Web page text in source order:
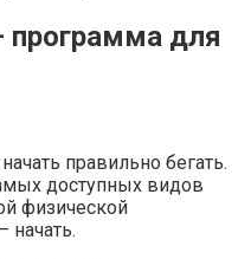
программа для
правильно бегать.
доступных видов
физической
начать.